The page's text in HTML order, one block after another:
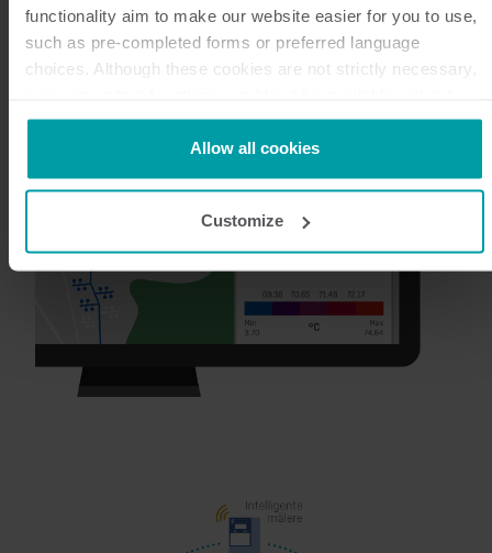
functionality aim to make our website easier for you to use,
such as pre-completed forms or preferred language
choices. Although these cookies are not strictly necessary,
them.
Kamstrup makes use of third-party cookies. A third-party
cookie is installed by someone other than us, such as other
You can at any time change or withdraw your consent from
the Cookie Declarationhere
Allow all cookies
Customize